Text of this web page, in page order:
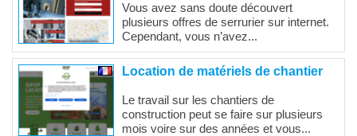
Vous avez sans doute découvert
plusieurs offres de serrurier sur internet.
Cependant, vous n’avez...
Location de matériels de chantier
Le travail sur les chantiers de
construction peut se faire sur plusieurs
mois voire sur des années et vous...